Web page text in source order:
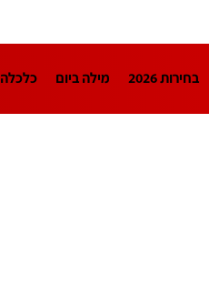
בחירות 2026 מילה ביום כלכלה